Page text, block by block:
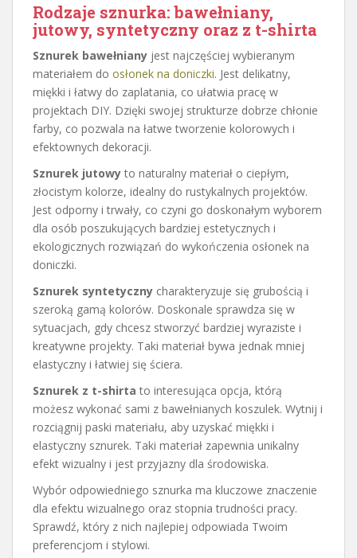
Rodzaje sznurka: bawełniany,
jutowy, syntetyczny oraz z t-shirta
Sznurek bawełniany jest najczęściej wybieranym
materiałem do osłonek na doniczki. Jest delikatny,
miękki i łatwy do zaplatania, co ułatwia pracę w
projektach DIY. Dzięki swojej strukturze dobrze chłonie
farby, co pozwala na łatwe tworzenie kolorowych i
efektownych dekoracji.
Sznurek jutowy to naturalny materiał o ciepłym,
złocistym kolorze, idealny do rustykalnych projektów.
Jest odporny i trwały, co czyni go doskonałym wyborem
dla osób poszukujących bardziej estetycznych i
ekologicznych rozwiązań do wykończenia osłonek na
doniczki.
Sznurek syntetyczny charakteryzuje się grubością i
szeroką gamą kolorów. Doskonale sprawdza się w
sytuacjach, gdy chcesz stworzyć bardziej wyraziste i
kreatywne projekty. Taki materiał bywa jednak mniej
elastyczny i łatwiej się ściera.
Sznurek z t-shirta to interesująca opcja, którą
możesz wykonać sami z bawełnianych koszulek. Wytnij i
rozciągnij paski materiału, aby uzyskać miękki i
elastyczny sznurek. Taki materiał zapewnia unikalny
efekt wizualny i jest przyjazny dla środowiska.
Wybór odpowiedniego sznurka ma kluczowe znaczenie
dla efektu wizualnego oraz stopnia trudności pracy.
Sprawdź, który z nich najlepiej odpowiada Twoim
preferencjom i stylowi.